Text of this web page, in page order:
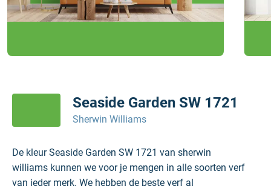
Seaside Garden SW 1721
Sherwin Williams
De kleur Seaside Garden SW 1721 van sherwin
williams kunnen we voor je mengen in alle soorten verf
van ieder merk. We hebben de beste verf al